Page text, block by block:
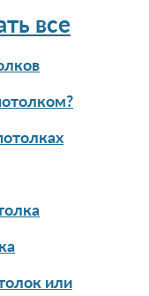
все
или